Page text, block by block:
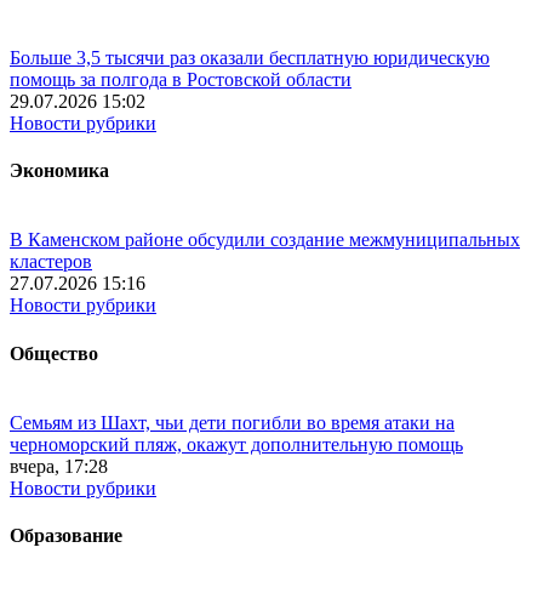
Больше 3,5 тысячи раз оказали бесплатную юридическую
помощь за полгода в Ростовской области
29.07.2026 15:02
Новости рубрики
Экономика
В Каменском районе обсудили создание межмуниципальных
кластеров
27.07.2026 15:16
Новости рубрики
Общество
Семьям из Шахт, чьи дети погибли во время атаки на
черноморский пляж, окажут дополнительную помощь
вчера, 17:28
Новости рубрики
Образование